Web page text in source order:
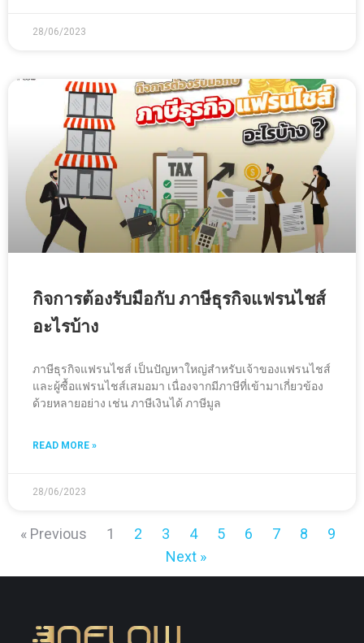
28/06/2023
กิจการต้องรับมือกับ ภาษีธุรกิจแฟรนไชส์
อะไรบ้าง
ภาษีธุรกิจแฟรนไชส์ เป็นปัญหาใหญ่สำหรับเจ้าของแฟรนไชส์
และผู้ซื้อแฟรนไชส์เสมอมา เนื่องจากมีภาษีที่เข้ามาเกี่ยวข้อง
ด้วยหลายอย่าง เช่น ภาษีเงินได้ ภาษีมูล
READ MORE »
28/06/2023
« Previous 1 2 3 4 5 6 7 8
9
Next »